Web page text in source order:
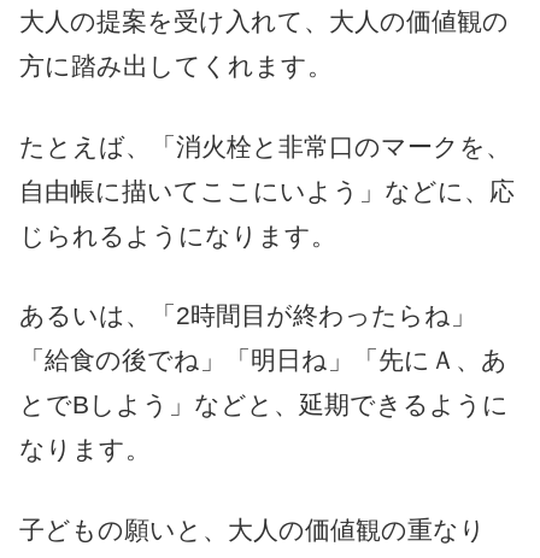
大人の提案を受け入れて、大人の価値観の
方に踏み出してくれます。
たとえば、「消火栓と非常口のマークを、
自由帳に描いてここにいよう」などに、応
じられるようになります。
あるいは、「2時間目が終わったらね」
「給食の後でね」「明日ね」「先にＡ、あ
とでBしよう」などと、延期できるように
なります。
子どもの願いと、大人の価値観の重なり